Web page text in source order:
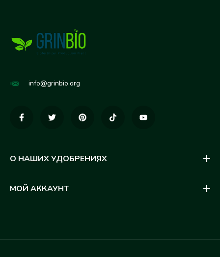
info@grinbio.org
О НАШИХ УДОБРЕНИЯХ
МОЙ АККАУНТ